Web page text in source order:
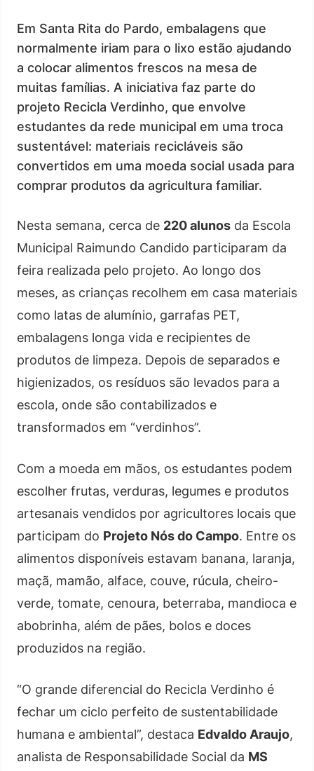
Em Santa Rita do Pardo, embalagens que
normalmente iriam para o lixo estão ajudando
a colocar alimentos frescos na mesa de
muitas famílias. A iniciativa faz parte do
projeto Recicla Verdinho, que envolve
estudantes da rede municipal em uma troca
sustentável: materiais recicláveis são
convertidos em uma moeda social usada para
comprar produtos da agricultura familiar.
Nesta semana, cerca de 220 alunos da Escola
Municipal Raimundo Candido participaram da
feira realizada pelo projeto. Ao longo dos
meses, as crianças recolhem em casa materiais
como latas de alumínio, garrafas PET,
embalagens longa vida e recipientes de
produtos de limpeza. Depois de separados e
higienizados, os resíduos são levados para a
escola, onde são contabilizados e
transformados em “verdinhos”.
Com a moeda em mãos, os estudantes podem
escolher frutas, verduras, legumes e produtos
artesanais vendidos por agricultores locais que
participam do Projeto Nós do Campo. Entre os
alimentos disponíveis estavam banana, laranja,
maçã, mamão, alface, couve, rúcula, cheiro-
verde, tomate, cenoura, beterraba, mandioca e
abobrinha, além de pães, bolos e doces
produzidos na região.
“O grande diferencial do Recicla Verdinho é
fechar um ciclo perfeito de sustentabilidade
humana e ambiental”, destaca Edvaldo Araujo,
analista de Responsabilidade Social da MS